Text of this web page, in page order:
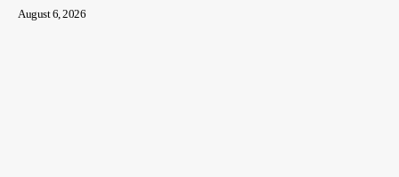
August 6, 2026